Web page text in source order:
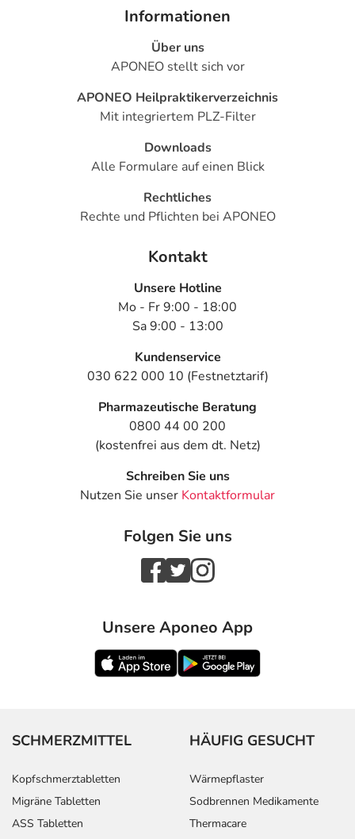
Informationen
Über uns
APONEO stellt sich vor
APONEO Heilpraktikerverzeichnis
Mit integriertem PLZ-Filter
Downloads
Alle Formulare auf einen Blick
Rechtliches
Rechte und Pflichten bei APONEO
Kontakt
Unsere Hotline
Mo - Fr 9:00 - 18:00
Sa 9:00 - 13:00
Kundenservice
030 622 000 10 (Festnetztarif)
Pharmazeutische Beratung
0800 44 00 200
(kostenfrei aus dem dt. Netz)
Schreiben Sie uns
Nutzen Sie unser Kontaktformular
Folgen Sie uns
Unsere Aponeo App
SCHMERZMITTEL
Kopfschmerztabletten
Migräne Tabletten
ASS Tabletten
HÄUFIG GESUCHT
Wärmepflaster
Sodbrennen Medikamente
Thermacare